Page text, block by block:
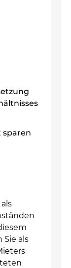
sparen
als